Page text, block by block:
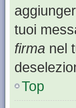
tuoi
firma nel
Top